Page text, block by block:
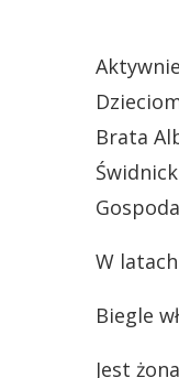
Brata
W
Biegle
Jest